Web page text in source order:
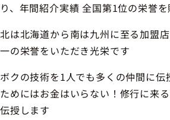
り、年間紹介実績 全国第1位の栄誉
北は北海道から南は九州に至る加盟
一の栄誉をいただき光栄です
ボクの技術を1人でも多くの仲間に伝
ためにはお金はいらない！修行に来
伝授します